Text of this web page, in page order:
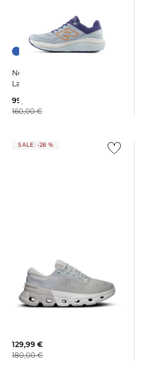
New Balance | Damen
Laufschuhe 860 V14 2A
99,99 €
160,00 €
SALE: -28 %
129,99 €
180,00 €